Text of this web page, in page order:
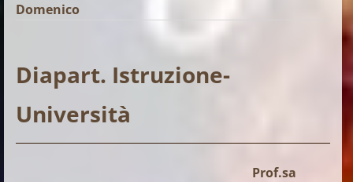
Domenico
Diapart. Istruzione-
Università
Prof.sa